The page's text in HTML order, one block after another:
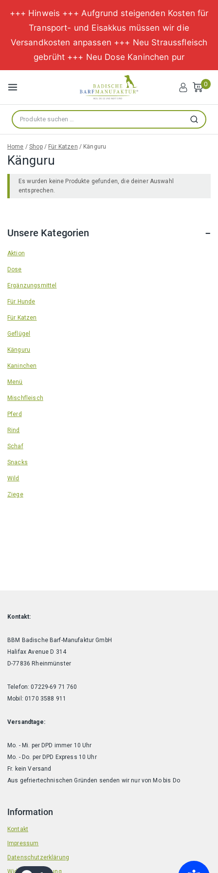
+++ Hinweis +++ Aufgrund steigenden Kosten für
Transport- und Eisakkus müssen wir die
Versandkosten anpassen +++ Neu Straussfleisch
gebrüht +++ Neu Dose Kaninchen pur
Inhalt
springen
0
Suche
nach:
Suchen
Home / Shop / Für Katzen / Känguru
Känguru
Es wurden keine Produkte gefunden, die deiner Auswahl
entsprechen.
Unsere Kategorien
Aktion
Dose
Ergänzungsmittel
Für Hunde
Für Katzen
Geflügel
Känguru
Kaninchen
Menü
Mischfleisch
Pferd
Rind
Schaf
Snacks
Wild
Ziege
Kontakt:
BBM Badische Barf-Manufaktur GmbH
Halifax Avenue D 314
D-77836 Rheinmünster
Telefon: 07229-69 71 760
Mobil: 0170 3588 911
Versandtage:
Mo. - Mi. per DPD immer 10 Uhr
Mo. - Do. per DPD Express 10 Uhr
Fr. kein Versand
Aus gefriertechnischen Gründen senden wir nur von Mo bis Do
Information
Kontakt
Impressum
Datenschutzerklärung
Widerrufsbelehrung